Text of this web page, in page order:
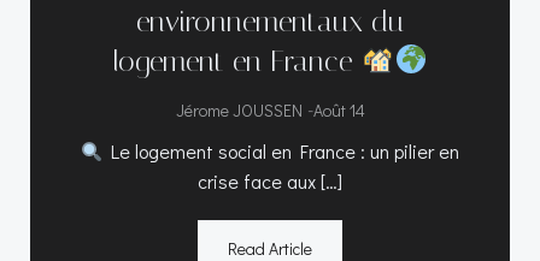
environnementaux du
logement en France
Jérome JOUSSEN -Août 14
Le logement social en France : un pilier en
crise face aux […]
Read Article